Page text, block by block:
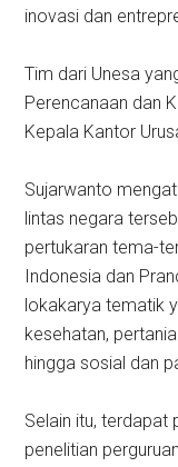
inovasi dan
Tim dari Unesa
Perencanaan dan
Kepala Kantor
Sujarwanto
lintas negara
pertukaran tema-
Indonesia dan
lokakarya tematik
kesehatan,
hingga sosial dan
Selain itu, terdapat
penelitian